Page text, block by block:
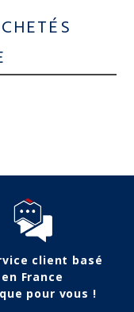
client basé
en France
pour vous !